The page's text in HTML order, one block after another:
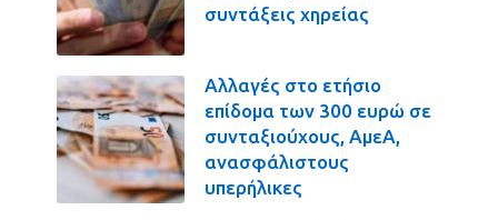
συντάξεις χηρείας
Αλλαγές στο ετήσιο
επίδομα των 300 ευρώ σε
συνταξιούχους, ΑμεΑ,
ανασφάλιστους
υπερήλικες